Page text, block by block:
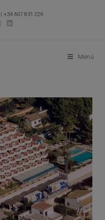
| +34 607 831 229
Menú